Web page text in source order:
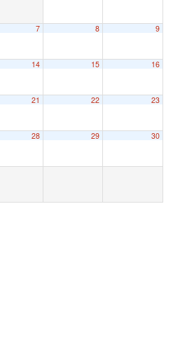
7 8 9
14 15 16
21 22 23
28 29 30